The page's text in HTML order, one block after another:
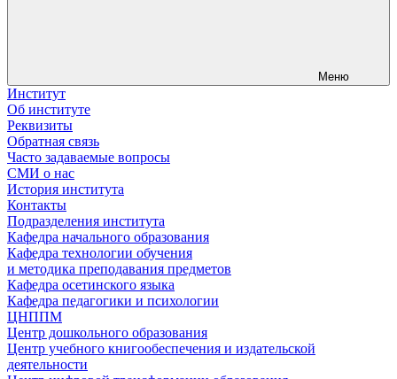
Меню
Институт
Об институте
Реквизиты
Обратная связь
Часто задаваемые вопросы
СМИ о нас
История института
Контакты
Подразделения института
Кафедра начального образования
Кафедра технологии обучения
и методика преподавания предметов
Кафедра осетинского языка
Кафедра педагогики и психологии
ЦНППМ
Центр дошкольного образования
Центр учебного книгообеспечения и издательской
деятельности